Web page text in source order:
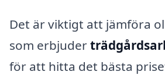
Det är viktigt att jämföra
som erbjuder
för att hitta det bästa